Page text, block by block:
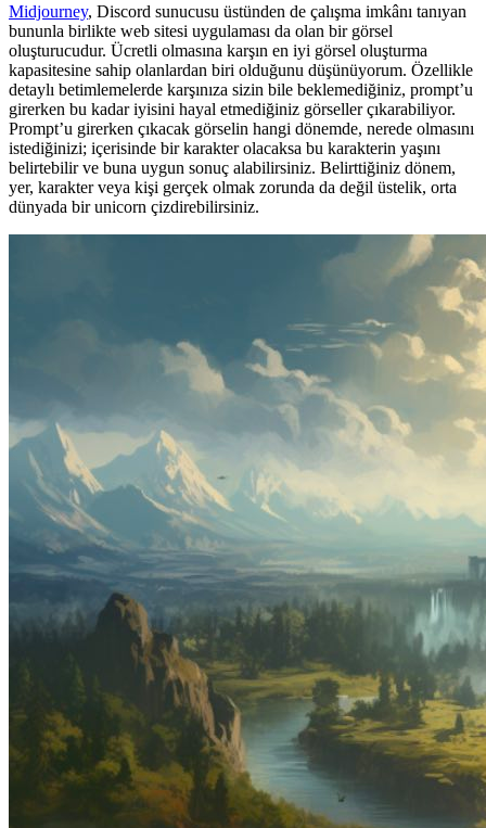
Midjourney, Discord sunucusu üstünden de çalışma imkânı tanıyan
bununla birlikte web sitesi uygulaması da olan bir görsel
oluşturucudur. Ücretli olmasına karşın en iyi görsel oluşturma
kapasitesine sahip olanlardan biri olduğunu düşünüyorum. Özellikle
detaylı betimlemelerde karşınıza sizin bile beklemediğiniz, prompt’u
girerken bu kadar iyisini hayal etmediğiniz görseller çıkarabiliyor.
Prompt’u girerken çıkacak görselin hangi dönemde, nerede olmasını
istediğinizi; içerisinde bir karakter olacaksa bu karakterin yaşını
belirtebilir ve buna uygun sonuç alabilirsiniz. Belirttiğiniz dönem,
yer, karakter veya kişi gerçek olmak zorunda da değil üstelik, orta
dünyada bir unicorn çizdirebilirsiniz.